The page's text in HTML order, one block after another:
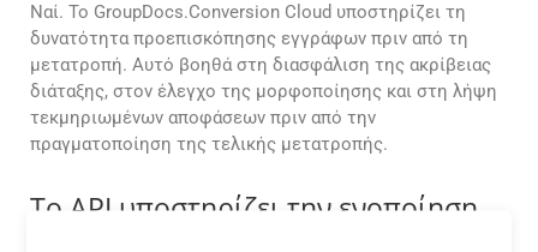
Ναί. Το GroupDocs.Conversion Cloud υποστηρίζει τη
δυνατότητα προεπισκόπησης εγγράφων πριν από τη
μετατροπή. Αυτό βοηθά στη διασφάλιση της ακρίβειας
διάταξης, στον έλεγχο της μορφοποίησης και στη λήψη
τεκμηριωμένων αποφάσεων πριν από την
πραγματοποίηση της τελικής μετατροπής.
Το API υποστηρίζει την ενοποίηση